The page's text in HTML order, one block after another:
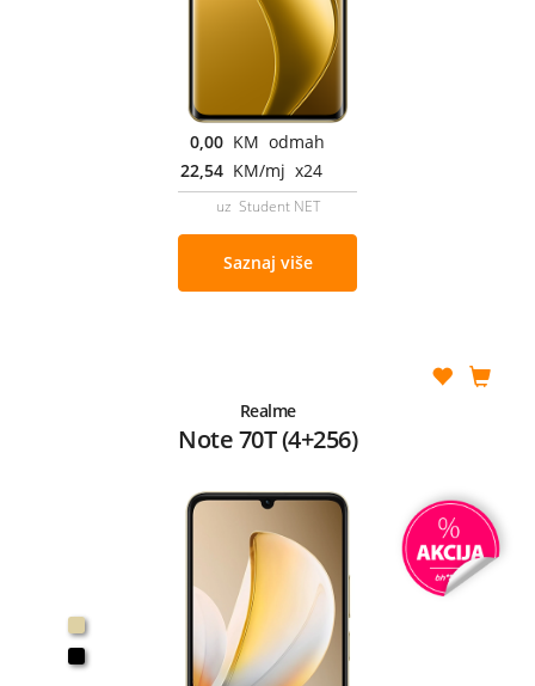
0,00 KM odmah
22,54 KM/mj x24
uz Student NET
Saznaj više
Realme
Note 70T (4+256)